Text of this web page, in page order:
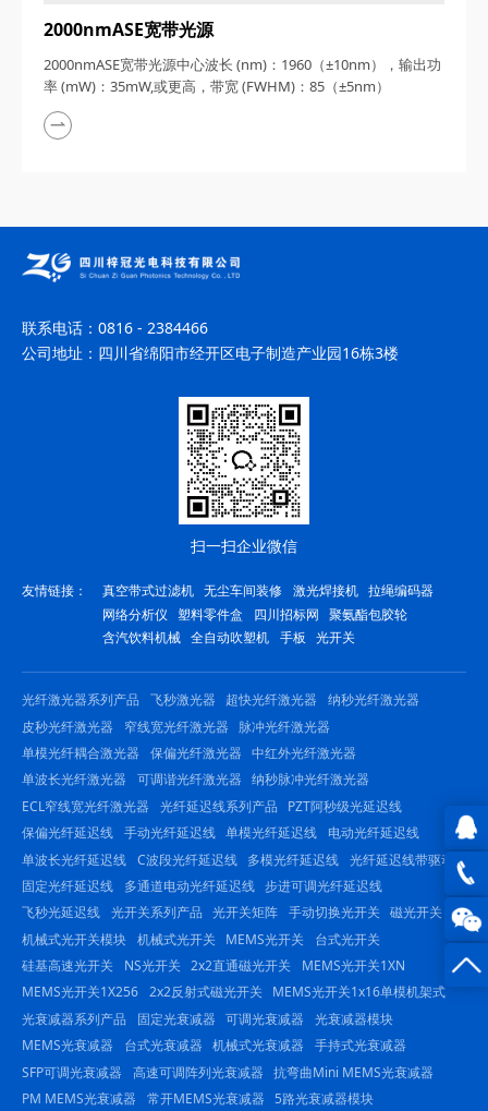
2000nmASE宽带光源
2000nmASE宽带光源中心波长 (nm)：1960（±10nm），输出功
率 (mW)：35mW,或更高，带宽 (FWHM)：85（±5nm）
QQ在
线咨
0816
联系电话： 0816 - 2384466
公司地址： 四川省绵阳市经开区电子制造产业园16栋3楼
扫一扫企业微信
友情链接： 真空带式过滤机 无尘车间装修 激光焊接机 拉绳编码器
网络分析仪 塑料零件盒 四川招标网
聚氨酯包胶轮
含汽饮料机械 全自动吹塑机 手板 光开关
光纤激光器系列产品 飞秒激光器 超快光纤激光器
纳秒光纤激光器
皮秒光纤激光器
窄线宽光纤激光器
脉冲光纤激光器
单模光纤耦合激光器
保偏光纤激光器 中红外光纤激光器
单波长光纤激光器
可调谐光纤激光器 纳秒脉冲光纤激光器
ECL窄线宽光纤激光器
光纤延迟线系列产品
PZT阿秒级光延迟线
保偏光纤延迟线 手动光纤延迟线 单模光纤延迟线
电动光纤延迟线
单波长光纤延迟线 C波段光纤延迟线 多模光纤延迟线 光纤延迟线带驱动
固定光纤延迟线
多通道电动光纤延迟线 步进可调光纤延迟线
飞秒光延迟线 光开关系列产品 光开关矩阵 手动切换光开关 磁光开关
机械式光开关模块 机械式光开关 MEMS光开关
台式光开关
硅基高速光开关
NS光开关 2x2直通磁光开关
MEMS光开关1XN
MEMS光开关1X256 2x2反射式磁光开关
MEMS光开关1x16单模机架式
光衰减器系列产品
固定光衰减器 可调光衰减器
光衰减器模块
MEMS光衰减器
台式光衰减器 机械式光衰减器
手持式光衰减器
SFP可调光衰减器
高速可调阵列光衰减器 抗弯曲Mini MEMS光衰减器
PM MEMS光衰减器
常开MEMS光衰减器 5路光衰减器模块